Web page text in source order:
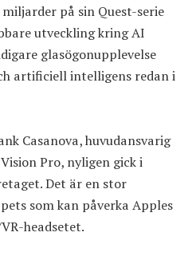
på sin Quest-serie
utveckling kring AI
glasögonupplevelse
artificiell intelligens redan i
Casanova, huvudansvarig
Pro, nyligen gick i
Det är en stor
som kan påverka Apples
headsetet.